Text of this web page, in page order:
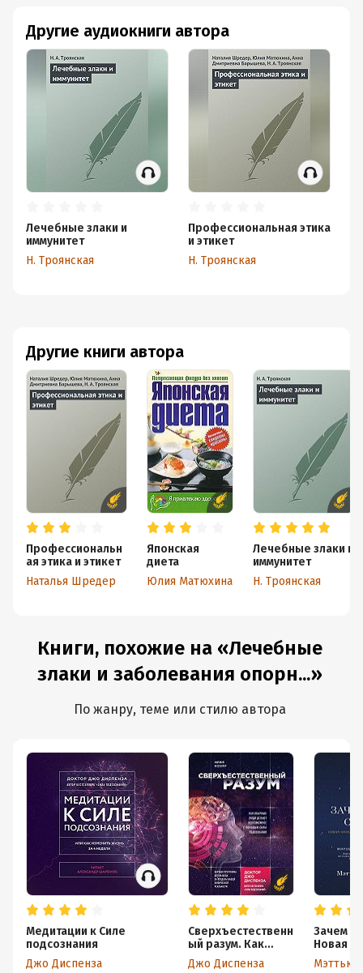
Другие книги автора
Профессиональн
ая этика и этикет
Наталья Шредер
Японская
диета
Юлия Матюхина
Лечебные злаки и
иммунитет
Н. Троянская
Другие аудиокниги автора
Лечебные злаки и
иммунитет
Н. Троянская
Профессиональная этика
и этикет
Н. Троянская
Книги, похожие на «Лечебные
злаки и заболевания опорн...»
По жанру, теме или стилю автора
Медитации к Силе
подсознания
Джо Диспенза
Сверхъестественн
ый разум. Как
обычные люди
делают
Джо Диспенза
Зачем
Новая
сне и
Мэттью